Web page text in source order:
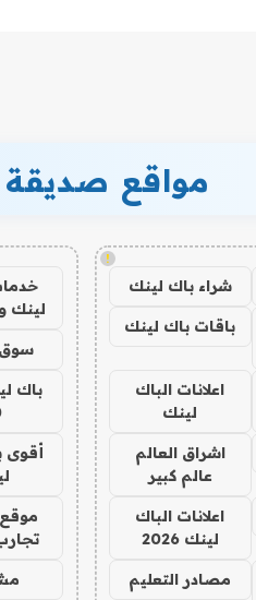
مواقع صديقة
!
شراء باك لينك
باقات باك لينك
اعلانات الباك
لينك
اشراق العالم
عالم كبير
اعلانات الباك
لينك 2026
مصادر التعليم
لينك
سوق
باك
أقوى
موقع